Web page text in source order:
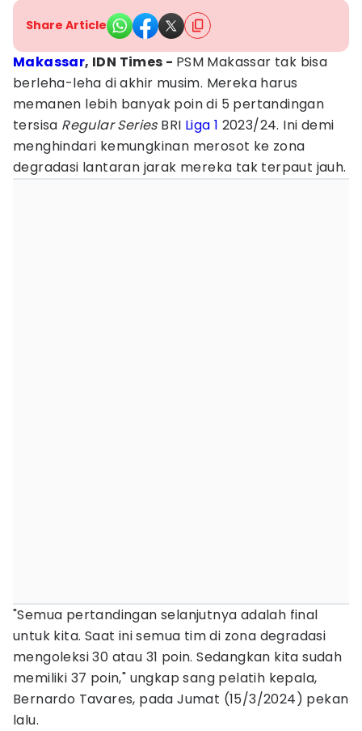
Share Article
Makassar, IDN Times - PSM Makassar tak bisa
berleha-leha di akhir musim. Mereka harus
memanen lebih banyak poin di 5 pertandingan
tersisa Regular SeriesBRI Liga 1 2023/24. Ini demi
menghindari kemungkinan merosot ke zona
degradasi lantaran jarak mereka tak terpaut jauh.
"Semua pertandingan selanjutnya adalah final
untuk kita. Saat ini semua tim di zona degradasi
mengoleksi 30 atau 31 poin. Sedangkan kita sudah
memiliki 37 poin," ungkap sang pelatih kepala,
Bernardo Tavares, pada Jumat (15/3/2024) pekan
lalu.